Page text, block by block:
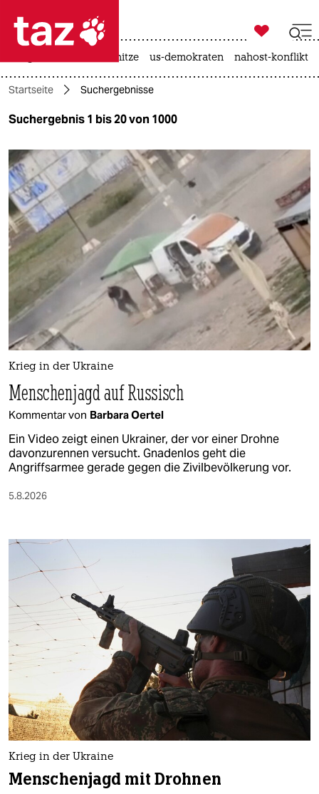
 taz zahl ich
taz zahl ich
themen
politik
öko
gesellschaft
kultur
sport
berlin
nord
wahrheit
verlag
verlag
veranstaltungen
shop
unterstützen
abo
genossenschaft
epaper login

taz zahl ich
hitze us-demokraten nahost-konflikt
Startseite Suchergebnisse
Suchergebnis 1 bis 20 von 1000
Krieg in der Ukraine
Menschenjagd auf Russisch
Kommentar von Barbara Oertel
Ein Video zeigt einen Ukrainer, der vor einer Drohne
davonzurennen versucht. Gnadenlos geht die
Angriffsarmee gerade gegen die Zivilbevölkerung vor.
5.8.2026
Krieg in der Ukraine
Menschenjagd mit Drohnen